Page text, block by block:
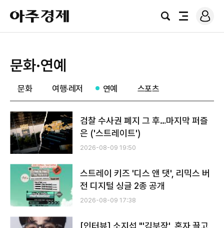
아
주
경
검
전
로
그
문화·연예
문화 여행·레저 연예 스포츠
검찰 수사권 폐지 그 후…마지막 퍼즐
은 ('스트레이트')
2026-08-09 19:50
스트레이 키즈 '디스 앤 댓', 리믹스 버
전 디지털 싱글 2종 공개
2026-08-09 17:38
[인터뷰] 소지섭 "'김부장', 혼자 끌고